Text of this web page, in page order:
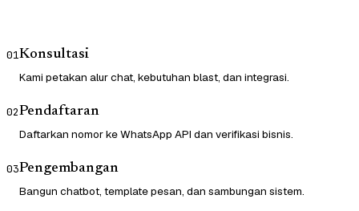
01Konsultasi
Kami petakan alur chat, kebutuhan blast, dan integrasi.
02Pendaftaran
Daftarkan nomor ke WhatsApp API dan verifikasi bisnis.
03Pengembangan
Bangun chatbot, template pesan, dan sambungan sistem.